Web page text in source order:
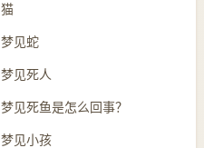
猫
梦见蛇
梦见死人
梦见死鱼是怎么回事？
梦见小孩